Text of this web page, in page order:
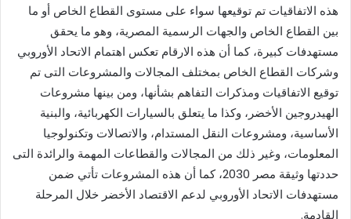
هذه الاتفاقيات تم توقيعها سواء على مستوى القطاع الخاص أو ما
بين القطاع الخاص والجهات الرسمية المصرية، وهو ما يحقق
مستهدفات كبيرة، كما أن هذه الارقام تعكس اهتمام الاتحاد الأوروبي
وشركات القطاع الخاص بمختلف المجالات والمشروعات التى تم
توقيع الاتفاقيات ومذكرات التفاهم بشأنها، ومن بينها مشروعات
الهيدروجين الأخضر، وكذا ما يتعلق بالسيارات الكهربائية، والبنية
الأساسية، ومشروعات النقل المستدام، والاتصالات وتكنولوجيا
المعلومات، وغير ذلك من المجالات والقطاعات المهمة والرائدة التى
حددتها وثيقة مصر 2030، كما أن هذه المشروعات تأتي ضمن
مستهدفات الاتحاد الأوروبي لدعم الاقتصاد الأخضر خلال المرحلة
القادمة.